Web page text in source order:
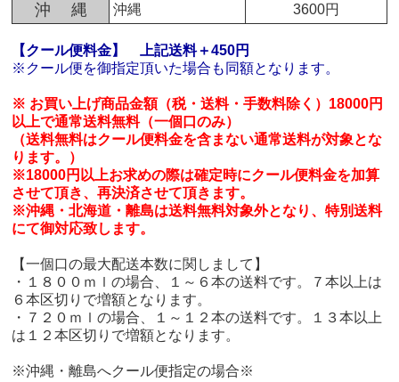
沖 縄 沖縄 3600円
【クール便料金】
上記送料＋450円
※クール便を御指定頂いた場合も同額となります。
※ お買い上げ商品金額（税・送料・手数料除く）18000円
以上で通常送料無料（一個口のみ）
（送料無料はクール便料金を含まない通常送料が対象とな
ります。）
※18000円以上お求めの際は確定時にクール便料金を加算
させて頂き、再決済させて頂きます。
※沖縄・北海道・離島は送料無料対象外となり、特別送料
にて御対応致します。
【一個口の最大配送本数に関しまして】
・１８００ｍｌの場合、１～６本の送料です。７本以上は
６本区切りで増額となります。
・７２０ｍｌの場合、１～１２本の送料です。１３本以上
は１２本区切りで増額となります。
※沖縄・離島へクール便指定の場合※